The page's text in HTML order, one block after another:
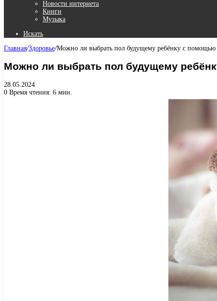
Новости интернета
Книги
Музыка
Искать
Главная/Здоровье/Можно ли выбрать пол будущему ребёнку с
Можно ли выбрать пол будущему
28.05.2024
0 Время чтения: 6 мин.